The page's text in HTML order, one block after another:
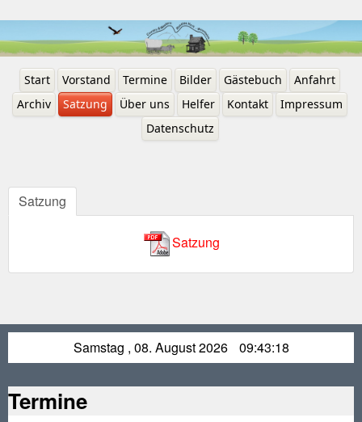
Start Vorstand Termine Bilder Gästebuch
Anfahrt
Archiv
Satzung Über uns Helfer Kontakt
Impressum
Datenschutz
Satzung
Satzung
Samstag , 08. August 2026 09:43:18
Termine